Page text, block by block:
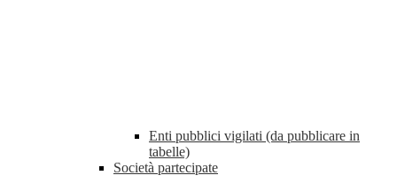
Enti pubblici vigilati (da pubblicare in
tabelle)
Società partecipate